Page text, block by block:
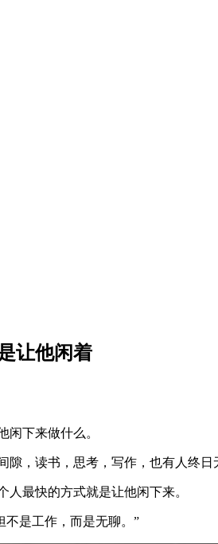
让他闲着
闲下来做什么。
，读书，思考，写作，也有人终日
最快的方式就是让他闲下来。
不是工作，而是无聊。”